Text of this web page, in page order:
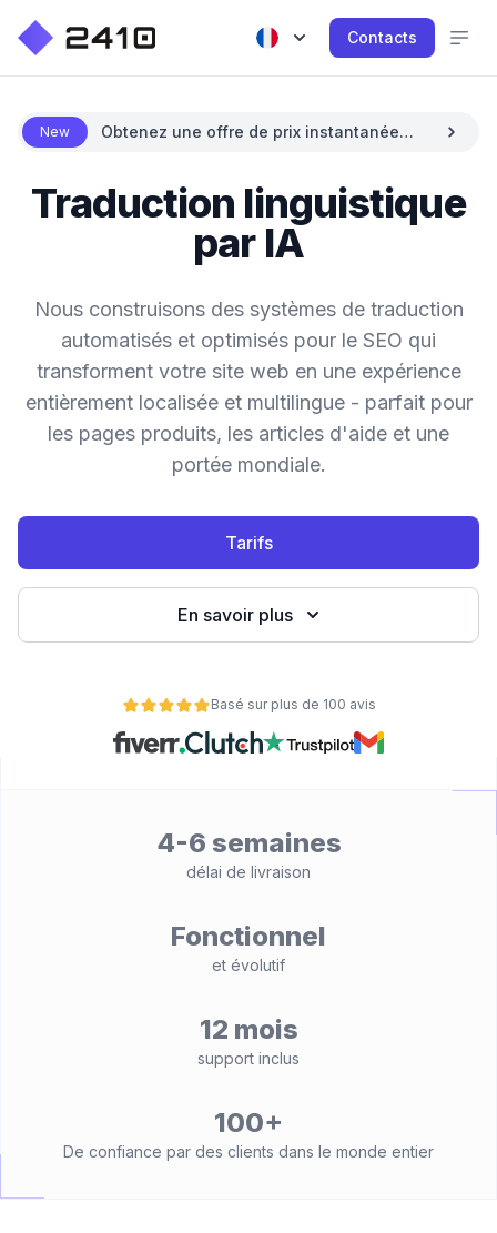
Contacts
New
Obtenez une offre de prix instantanée
Traduction linguistique
par IA
Nous construisons des systèmes de traduction
automatisés et optimisés pour le SEO qui
transforment votre site web en une expérience
entièrement localisée et multilingue - parfait pour
les pages produits, les articles d'aide et une
portée mondiale.
Tarifs
En savoir plus
Basé sur plus de 100 avis
4-6 semaines
délai de livraison
Fonctionnel
et évolutif
12 mois
support inclus
100+
De confiance par des clients dans le monde entier